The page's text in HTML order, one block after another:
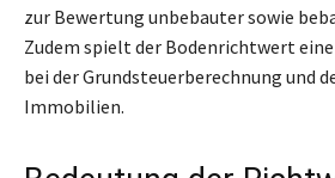
zur Bewertung unbebauter sowie
Zudem spielt der Bodenrichtwert
bei der Grundsteuerberechnung und
Immobilien.